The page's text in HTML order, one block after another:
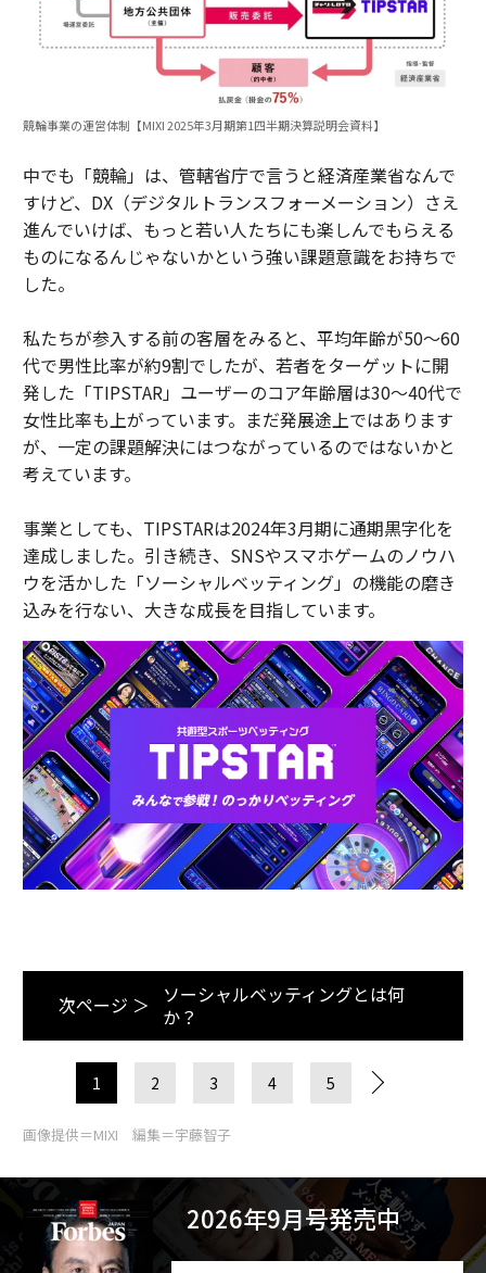
競輪事業の運営体制【MIXI 2025年3月期第1四半期決算説明会資料】
中でも「競輪」は、管轄省庁で言うと経済産業省なんで
すけど、DX（デジタルトランスフォーメーション）さえ
進んでいけば、もっと若い人たちにも楽しんでもらえる
ものになるんじゃないかという強い課題意識をお持ちで
した。
私たちが参入する前の客層をみると、平均年齢が50〜60
代で男性比率が約9割でしたが、若者をターゲットに開
発した「TIPSTAR」ユーザーのコア年齢層は30〜40代で
女性比率も上がっています。まだ発展途上ではあります
が、一定の課題解決にはつながっているのではないかと
考えています。
事業としても、TIPSTARは2024年3月期に通期黒字化を
達成しました。引き続き、SNSやスマホゲームのノウハ
ウを活かした「ソーシャルベッティング」の機能の磨き
込みを行ない、大きな成⾧を目指しています。
次ページ ＞
ソーシャルベッティングとは何
か？
1 2 3 4 5
画像提供＝MIXI 編集＝宇藤智子
2026年9月号発売中